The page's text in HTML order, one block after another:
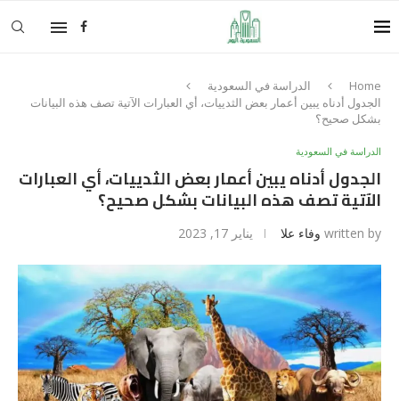
Home
الدراسة في السعودية
الجدول أدناه يبين أعمار بعض الثدييات، أي العبارات الآتية تصف هذه البيانات
بشكل صحيح؟
الدراسة في السعودية
الجدول أدناه يبين أعمار بعض الثدييات، أي العبارات
الآتية تصف هذه البيانات بشكل صحيح؟
written by وفاء علا يناير 17, 2023